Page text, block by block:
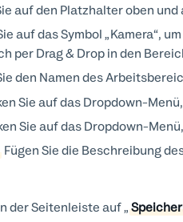
auf den Platzhalter oben
auf das Symbol „Kamera“,
per Drag & Drop in den
den Namen des
Sie auf das Dropdown-
Sie auf das Dropdown-
Fügen Sie die Beschreibung
der Seitenleiste auf „